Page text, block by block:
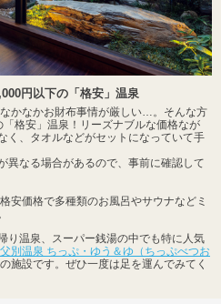
円以下の「格安」温泉
かなかお財布事情が厳しい…。そんな方
格安」温泉！リーズナブルな価格なが
、タオルなどがセットになっていて手
異なる場合があるので、事前に確認して
格安価格で多種類のお風呂やサウナなどミ
り温泉、スーパー銭湯の中でも特に人気
別温泉 ちっぷ・ゆう＆ゆ（ちっぷべつお
施設です。ぜひ一度は足を運んでみてく